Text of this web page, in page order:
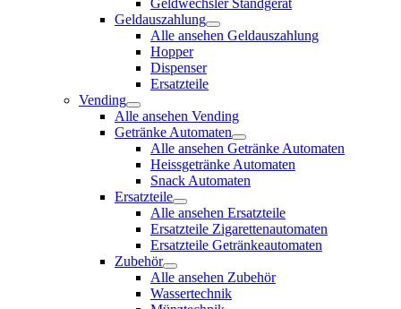
Geldwechsler Standgerät
Geldauszahlung
Alle ansehen Geldauszahlung
Hopper
Dispenser
Ersatzteile
Vending
Alle ansehen Vending
Getränke Automaten
Alle ansehen Getränke Automaten
Heissgetränke Automaten
Snack Automaten
Ersatzteile
Alle ansehen Ersatzteile
Ersatzteile Zigarettenautomaten
Ersatzteile Getränkeautomaten
Zubehör
Alle ansehen Zubehör
Wassertechnik